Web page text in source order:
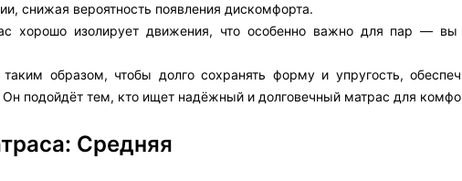
снижая вероятность появления дискомфорта.
хорошо изолирует движения, что особенно важно для пар — вы
образом, чтобы долго сохранять форму и упругость,
подойдёт тем, кто ищет надёжный и долговечный матрас для
Средняя